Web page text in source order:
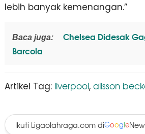
lebih banyak kemenangan.”
Baca juga:
Chelsea Didesak
Barcola
Artikel Tag: liverpool, alisson
Ikuti Ligaolahraga.com diGoogle